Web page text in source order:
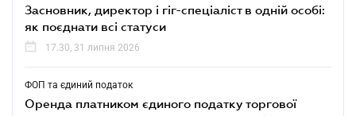
Засновник, директор і гіг-спеціаліст в одній особі:
як поєднати всі статуси
17.30, 31 липня 2026
ФОП та єдиний податок
Оренда платником єдиного податку торгової